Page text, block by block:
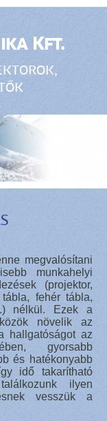
Kft.
megvalósítani
munkahelyi
(projektor,
fehér tábla,
nélkül. Ezek a
növelik az
hallgatóságot az
gyorsabb
és hatékonyabb
idő takarítható
ilyen
vesszük a